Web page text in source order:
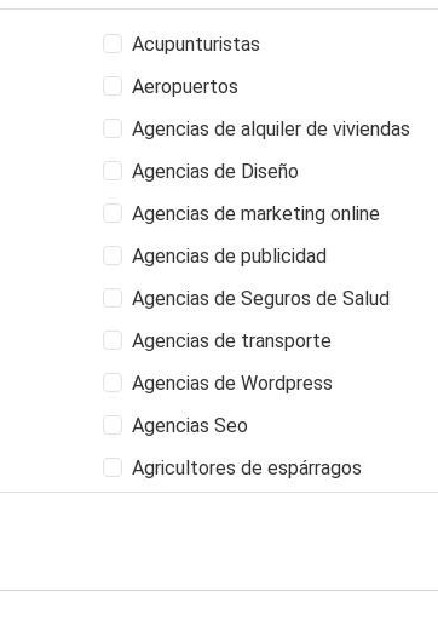
Acupunturistas
Aeropuertos
Agencias de alquiler de viviendas
Agencias de Diseño
Agencias de marketing online
Agencias de publicidad
Agencias de Seguros de Salud
Agencias de transporte
Agencias de Wordpress
Agencias Seo
Agricultores de espárragos
Alfarerías